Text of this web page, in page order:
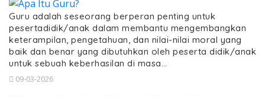
Guru adalah seseorang berperan penting untuk
pesertadidik/anak dalam membantu mengembangkan
keterampilan, pengetahuan, dan nilai-nilai moral yang
baik dan benar yang dibutuhkan oleh peserta didik/anak
untuk sebuah keberhasilan di masa…
09-03-2026